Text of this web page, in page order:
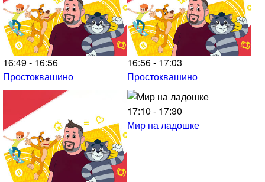
16:49 - 16:56
Простоквашино
16:56 - 17:03
Простоквашино
17:10 - 17:30
Мир на ладошке